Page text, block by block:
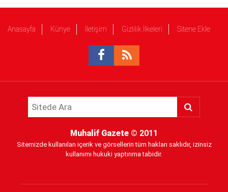
Anasayfa Künye İletişim Gizlilik İlkeleri Sitene Ekle
Muhalif Gazete © 2011
Sitemizde kullanılan içerik ve görsellerin tüm hakları saklıdır, izinsiz
kullanımı hukuki yaptırıma tabidir.